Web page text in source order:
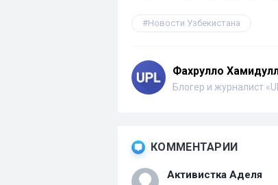
Новости Узбекистана
Фахрулло
Блогер и журналист
КОММЕНТАРИИ
Активистка Аделя